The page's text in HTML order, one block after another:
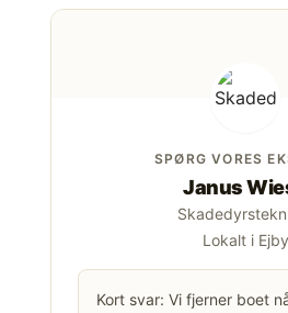
SPØRG VORES
Janus
Lokalt i Ejby
Kort svar: Vi fjerner boet